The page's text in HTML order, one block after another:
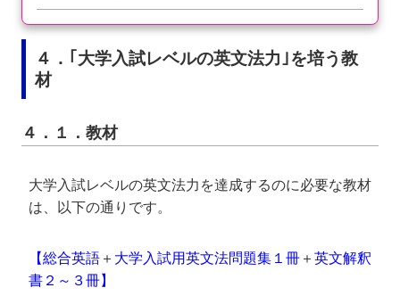
４．｢大学入試レベルの英文法力｣を培う教
材
４．１．教材
大学入試レベルの英文法力を達成するのに必要な教材
は、以下の通りです。
【総合英語 ＋ 大学入試用英文法問題集１冊 ＋英文解釈
書２～３冊】